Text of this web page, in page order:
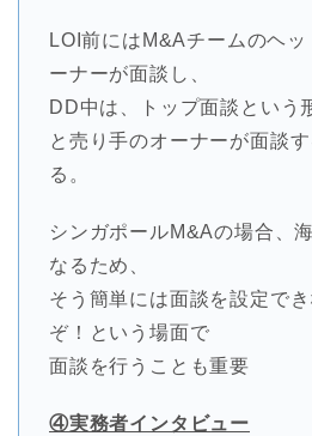
LOI前にはM&Aチームのヘ
ーナーが面談し、
DD中は、トップ面談という
と売り手のオーナーが面談
る。
シンガポールM&Aの場合、
なるため、
そう簡単には面談を設定で
ぞ！という場面で
面談を行うことも重要
④実務者インタビュー